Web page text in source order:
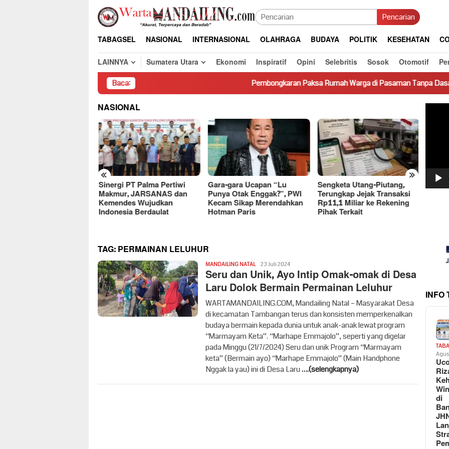
Loncat
konten
Pencarian
TABAGSEL NASIONAL INTERNASIONAL OLAHRAGA BUDAYA POLITIK KESEHATAN
LAINNYA
Sumatera Utara Ekonomi Inspiratif Opini Selebritis Sosok Otomotif
Baca: Pembongkaran Paksa Rumah Warga di Pasaman Tanpa Dasar Hukum Picu
NASIONAL
« »
Sinergi PT Palma Pertiwi
Makmur, JARSANAS dan
Kemendes Wujudkan
Indonesia Berdaulat
Gara-gara Ucapan “Lu
Punya Otak Enggak?”, PWI
Kecam Sikap Merendahkan
Hotman Paris
Sengketa Utang-Piutang,
Terungkap Jejak Transaksi
Rp11,1 Miliar ke Rekening
Pihak Terkait
TAG:PERMAINAN LELUHUR
MANDAILING NATALsyahren
23 Juli 2024
Seru dan Unik, Ayo Intip Omak-omak di Desa
Laru Dolok Bermain Permainan Leluhur
WARTAMANDAILING.COM, Mandailing Natal – Masyarakat Desa
di kecamatan Tambangan terus dan konsisten memperkenalkan
budaya bermain kepada dunia untuk anak-anak lewat program
“Marmayam Keta”. “Marhape Emmajolo”, seperti yang digelar
pada Minggu (21/7/2024) Seru dan unik Program “Marmayam
keta” (Bermain ayo) “Marhape Emmajolo” (Main Handphone
Nggak la yau) ini di Desa Laru….(selengkapnya)
INFO
di